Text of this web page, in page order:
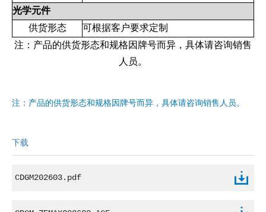
光学元件
供货形态
可根据客户要求定制
注：产品的供货形态和规格因牌号而异，具体请咨询销售
人员。
注：产品的供货形态和规格因牌号而异，具体请咨询销售人员。
下载
CDGM202603.pdf